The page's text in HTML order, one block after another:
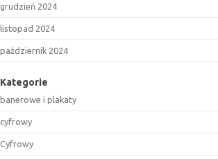
grudzień 2024
listopad 2024
październik 2024
Kategorie
banerowe i plakaty
cyfrowy
Cyfrowy